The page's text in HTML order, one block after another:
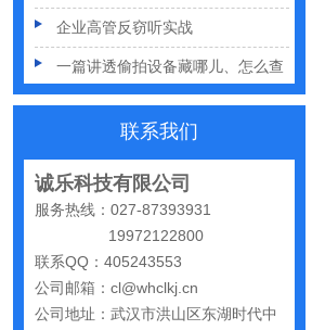
手机远程窃听，到底是怎么发生的？
怀疑自己被窃听该怎么办？
反窃听中有哪些常见的误区
出门在外，你还敢随手连WiFi吗
反窃听检测的用处
联系我们
诚乐科技有限公司
服务热线：027-87393931
19972122800
联系QQ：405243553
公司邮箱：cl@whclkj.cn
公司地址：武汉市洪山区东湖时代中